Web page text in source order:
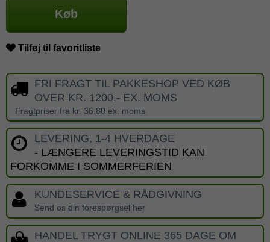
Køb
Tilføj til favoritliste
FRI FRAGT TIL PAKKESHOP VED KØB
OVER KR. 1200,- EX. MOMS
Fragtpriser fra kr. 36,80 ex. moms
LEVERING, 1-4 HVERDAGE
- LÆNGERE LEVERINGSTID KAN
FORKOMME I SOMMERFERIEN
KUNDESERVICE & RÅDGIVNING
Send os din forespørgsel her
HANDEL TRYGT ONLINE 365 DAGE OM